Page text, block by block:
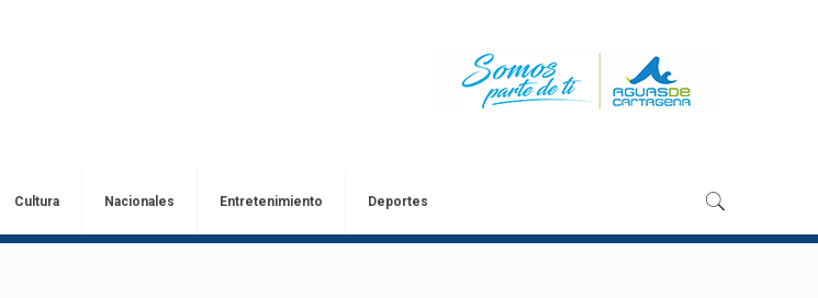
Cultura Nacionales Entretenimiento Deportes